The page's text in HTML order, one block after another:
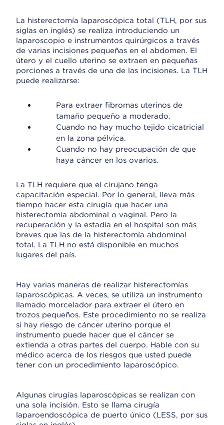
La histerectomía laparoscópica total (TLH, por sus
siglas en inglés) se realiza introduciendo un
laparoscopio e instrumentos quirúrgicos a través
de varias incisiones pequeñas en el abdomen. El
útero y el cuello uterino se extraen en pequeñas
porciones a través de una de las incisiones. La TLH
puede realizarse:
Para extraer fibromas uterinos de
tamaño pequeño a moderado.
Cuando no hay mucho tejido cicatricial
en la zona pélvica.
Cuando no hay preocupación de que
haya cáncer en los ovarios.
La TLH requiere que el cirujano tenga
capacitación especial. Por lo general, lleva más
tiempo hacer esta cirugía que hacer una
histerectomía abdominal o vaginal. Pero la
recuperación y la estadía en el hospital son más
breves que las de la histerectomía abdominal
total. La TLH no está disponible en muchos
lugares del país.
Hay varias maneras de realizar histerectomías
laparoscópicas. A veces, se utiliza un instrumento
llamado morcelador para extraer el útero en
trozos pequeños. Este procedimiento no se realiza
si hay riesgo de cáncer uterino porque el
instrumento puede hacer que el cáncer se
extienda a otras partes del cuerpo. Hable con su
médico acerca de los riesgos que usted puede
tener con un procedimiento laparoscópico.
Algunas cirugías laparoscópicas se realizan con
una sola incisión. Esto se llama cirugía
laparoendoscópica de puerto único (LESS, por sus